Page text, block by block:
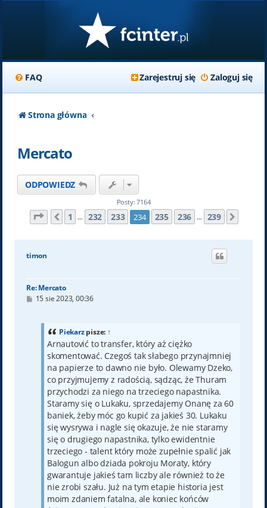
FAQ Zaloguj się
Zarejestruj się
Strona główna
Mercato
ODPOWIEDZ
Posty: 7164
Strona 234 z239
Poprzednia
1 … 232 233 234 235 236 … 239
timon
Re: Mercato
P15 sie 2023, 00:36
Piekarzpisze: ↑
Arnautović to transfer, który aż ciężko
skomentować. Czegoś tak słabego przynajmniej
na papierze to dawno nie było. Olewamy Dzeko,
co przyjmujemy z radością, sądząc, że Thuram
przychodzi za niego na trzeciego napastnika.
Staramy się o Lukaku, sprzedajemy Onanę za 60
baniek, żeby móc go kupić za jakieś 30. Lukaku
się wysrywa i nagle się okazuje, że nie staramy
się o drugiego napastnika, tylko ewidentnie
trzeciego - talent który może zupełnie spalić jak
Balogun albo dziada pokroju Moraty, który
gwarantuje jakieś tam liczby ale również to że
nie zrobi szału. Już na tym etapie historia jest
moim zdaniem fatalna, ale koniec końców